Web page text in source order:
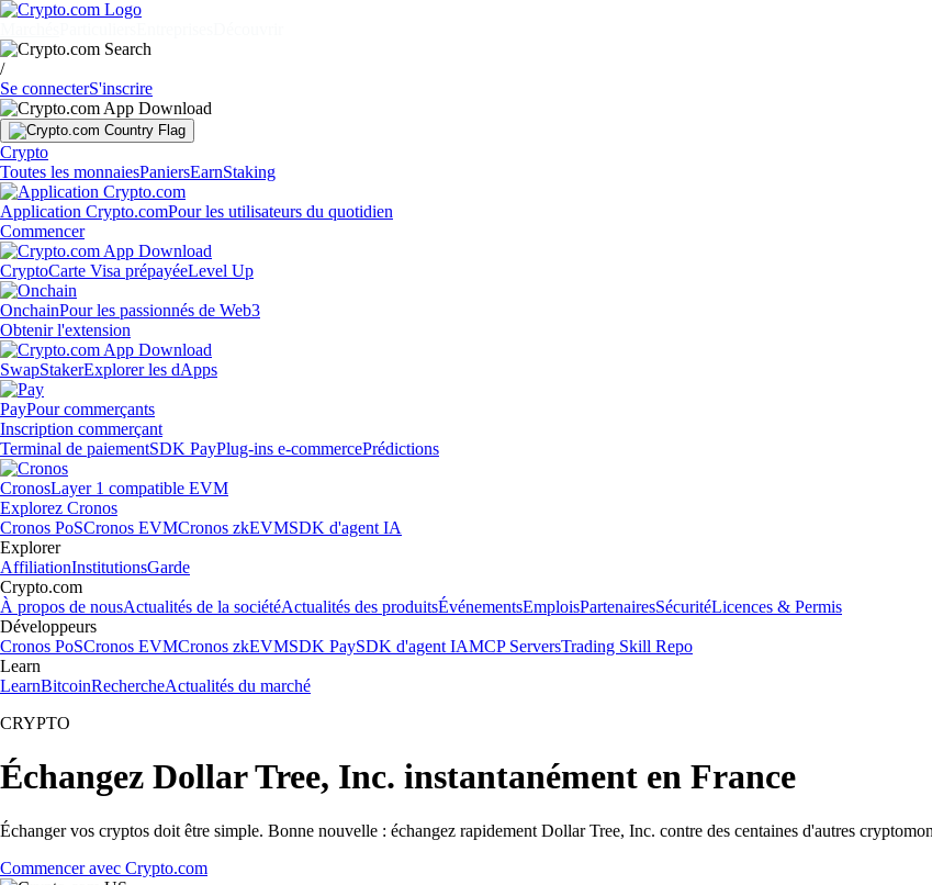
/
Se connecterS'inscrire
Crypto
Toutes les monnaiesPaniersEarnStaking
Application Crypto.comPour les utilisateurs du quotidien
Commencer
CryptoCarte Visa prépayéeLevel Up
OnchainPour les passionnés de Web3
Obtenir l'extension
SwapStakerExplorer les dApps
PayPour commerçants
Inscription commerçant
Terminal de paiementSDK PayPlug-ins e-commercePrédictions
CronosLayer 1 compatible EVM
Explorez Cronos
Cronos PoSCronos EVMCronos zkEVMSDK d'agent IA
Explorer
AffiliationInstitutionsGarde
Crypto.com
À propos de nousActualités de la sociétéActualités des produitsÉvénementsEmploisPartenairesSécuritéLicences & Permis
Développeurs
Cronos PoSCronos EVMCronos zkEVMSDK PaySDK d'agent IAMCP ServersTrading Skill Repo
Learn
LearnBitcoinRechercheActualités du marché
CRYPTO
Échangez Dollar Tree, Inc. instantanément en France
Échanger vos cryptos doit être simple. Bonne nouvelle : échangez rapidement Dollar Tree, Inc. contre des centaines d'autres
Commencer avec Crypto.com